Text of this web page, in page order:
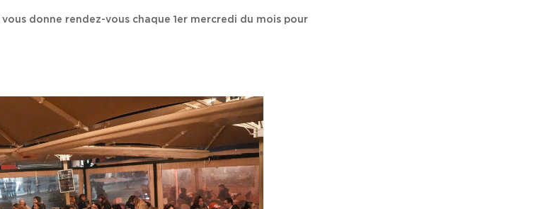
donne rendez-vous chaque 1er mercredi du mois pour